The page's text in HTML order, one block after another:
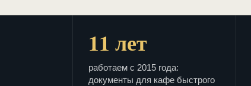
11 лет
работаем с 2015 года:
документы для кафе быстрого